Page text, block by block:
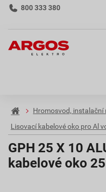
800 333 380
Hromosvod, instalační
Lisovací kabelové oko pro Al
GPH 25 X 10
kabelové oko